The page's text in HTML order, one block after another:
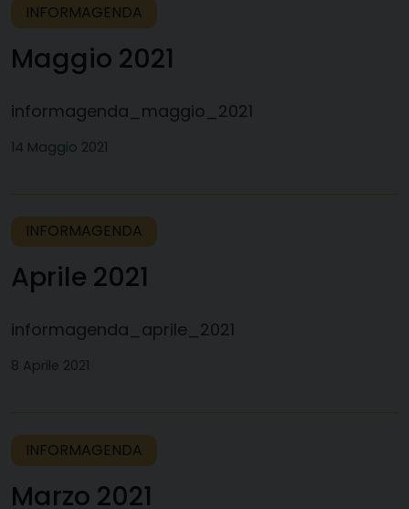
INFORMAGENDA
Maggio 2021
informagenda_maggio_2021
14 Maggio 2021
INFORMAGENDA
Aprile 2021
informagenda_aprile_2021
8 Aprile 2021
INFORMAGENDA
Marzo 2021